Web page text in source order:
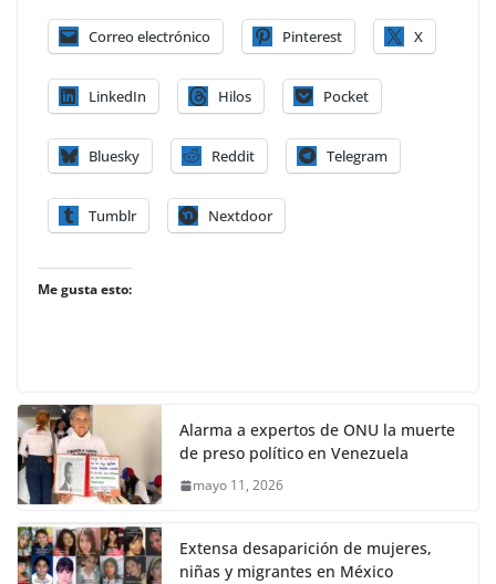
Correo electrónico Pinterest X
LinkedIn Hilos Pocket
Bluesky Reddit Telegram
Tumblr Nextdoor
Me gusta esto:
Alarma a expertos de ONU la muerte
de preso político en Venezuela
mayo 11, 2026
Extensa desaparición de mujeres,
niñas y migrantes en México